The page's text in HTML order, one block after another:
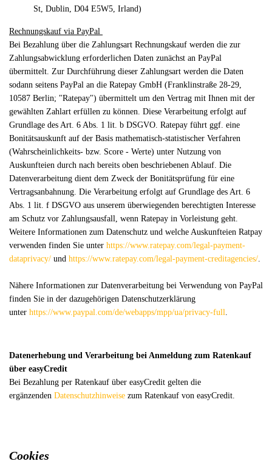
St, Dublin, D04 E5W5, Irland)
Rechnungskauf via PayPal
Bei Bezahlung über die Zahlungsart Rechnungskauf werden die zur
Zahlungsabwicklung erforderlichen Daten zunächst an PayPal
übermittelt. Zur Durchführung dieser Zahlungsart werden die Daten
sodann seitens PayPal an die Ratepay GmbH (Franklinstraße 28-29,
10587 Berlin; "Ratepay") übermittelt um den Vertrag mit Ihnen mit der
gewählten Zahlart erfüllen zu können. Diese Verarbeitung erfolgt auf
Grundlage des Art. 6 Abs. 1 lit. b DSGVO. Ratepay führt ggf. eine
Bonitätsauskunft auf der Basis mathematisch-statistischer Verfahren
(Wahrscheinlichkeits- bzw. Score - Werte) unter Nutzung von
Auskunfteien durch nach bereits oben beschriebenen Ablauf. Die
Datenverarbeitung dient dem Zweck der Bonitätsprüfung für eine
Vertragsanbahnung. Die Verarbeitung erfolgt auf Grundlage des Art. 6
Abs. 1 lit. f DSGVO aus unserem überwiegenden berechtigten Interesse
am Schutz vor Zahlungsausfall, wenn Ratepay in Vorleistung geht.
Weitere Informationen zum Datenschutz und welche Auskunfteien Ratpay
verwenden finden Sie unter https://www.ratepay.com/legal-payment-
dataprivacy/ und https://www.ratepay.com/legal-payment-creditagencies/
Nähere Informationen zur Datenverarbeitung bei Verwendung von PayPal
finden Sie in der dazugehörigen Datenschutzerklärung
unter https://www.paypal.com/de/webapps/mpp/ua/privacy-full
Datenerhebung und Verarbeitung bei Anmeldung zum Ratenkauf
über easyCredit
Bei Bezahlung per Ratenkauf über easyCredit gelten die
ergänzenden Datenschutzhinweise zum Ratenkauf von easyCredit.
Cookies